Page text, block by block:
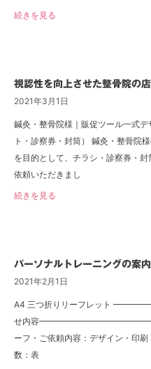
続きを見る
視認性を向上させた整骨院の
2021年3月1日
鍼灸・整骨院様｜販促ツール一式
ト・診察券・封筒） 鍼灸・整骨院
を目的として、チラシ・診察券・
依頼いただきまし
続きを見る
パーソナルトレーニングの案
2021年2月1日
A4 三つ折りリーフレット
せ内容━━━━━━━━━━━━━━━━
ーフ・ご依頼内容：デザイン・印
数：表